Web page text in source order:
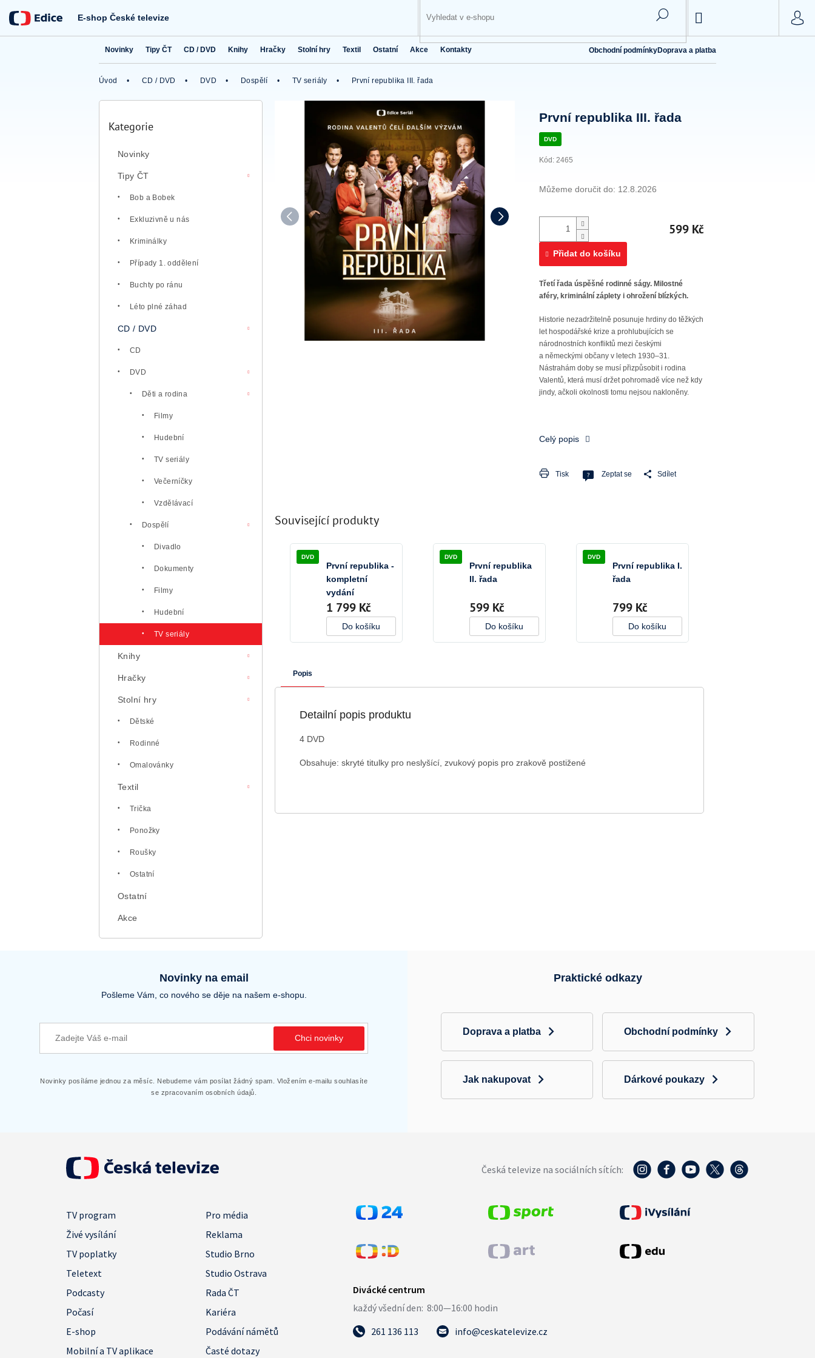
obsah
E-shop České televize
NÁKUPNÍ
KOŠÍK
Novinky Tipy ČT CD / DVD Knihy Hračky Stolní hry Textil Ostatní Akce Kontakty Obchodní podmínkyDoprava a platba
Úvod CD / DVD DVD Dospělí TV seriály První republika III. řada
P
Přeskočit
Kategorie
Novinky
Tipy ČT
Bob a Bobek
Exkluzivně u nás
Kriminálky
Případy 1. oddělení
Buchty po ránu
Léto plné záhad
CD / DVD
CD
DVD
Děti a rodina
Filmy
Hudební
TV seriály
Večerníčky
Vzdělávací
Dospělí
Divadlo
Dokumenty
Filmy
Hudební
TV seriály
Knihy
Hračky
Stolní hry
Dětské
Rodinné
Omalovánky
Textil
Trička
Ponožky
Roušky
Ostatní
Ostatní
Akce
První republika III. řada
DVD
Kód: 2465
Můžeme doručit do: 12.8.2026
599 Kč
Přidat do košíku
Třetí řada úspěšné rodinné ságy. Milostné
aféry, kriminální záplety i ohrožení blízkých.
Historie nezadržitelně posunuje hrdiny do těžkých
let hospodářské krize a prohlubujících se
národnostních konfliktů mezi českými
a německými občany v letech 1930–31.
Nástrahám doby se musí přizpůsobit i rodina
Valentů, která musí držet pohromadě více než kdy
jindy, ačkoli okolnosti tomu nejsou nakloněny.
Celý popis
Tisk Zeptat se Sdílet
Související produkty
DVD
První republika -
kompletní
vydání
1 799 Kč
Do košíku
DVD
První republika
II. řada
599 Kč
Do košíku
DVD
První republika I.
řada
799 Kč
Do košíku
Popis
Detailní popis produktu
4 DVD
Obsahuje: skryté titulky pro neslyšící, zvukový popis pro zrakově postižené
Novinky na email
Pošleme Vám, co nového se děje na našem e-shopu.
Chci novinky
Novinky posíláme jednou za měsíc. Nebudeme vám posílat žádný spam. Vložením e-mailu souhlasíte
se zpracovaním osobních údajů.
Praktické odkazy
Doprava a platba Obchodní podmínky
Jak nakupovat Dárkové poukazy
Česká televize na sociálních sítích:
TV program
Pro média
Živé vysílání
Reklama
TV poplatky
Studio Brno
Teletext
Studio Ostrava
Podcasty
Rada ČT
Počasí
Kariéra
E-shop
Podávání námětů
Mobilní a TV aplikace
Časté dotazy
261 136 113 info@ceskatelevize.cz